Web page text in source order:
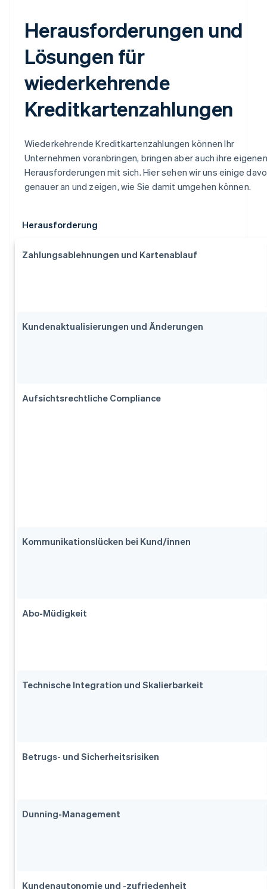
Herausforderungen und
Lösungen für
wiederkehrende
Kreditkartenzahlungen
Wiederkehrende Kreditkartenzahlungen können Ihr
Unternehmen voranbringen, bringen aber auch ihre eigenen
Herausforderungen mit sich. Hier sehen wir uns einige
genauer an und zeigen, wie Sie damit umgehen können.
Herausforderung
Zahlungsablehnungen und Kartenablauf
Kundenaktualisierungen und Änderungen
Aufsichtsrechtliche Compliance
Kommunikationslücken bei Kund/innen
Abo-Müdigkeit
Technische Integration und Skalierbarkeit
Betrugs- und Sicherheitsrisiken
Dunning-Management
Kundenautonomie und -zufriedenheit